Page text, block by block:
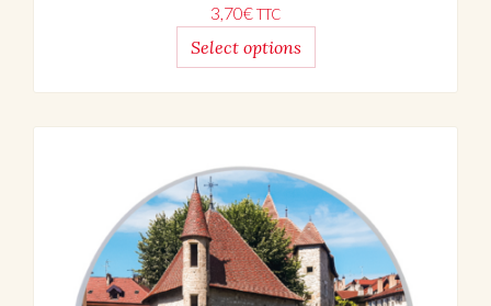
3,70€TTC
Select options